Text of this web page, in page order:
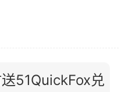
51QuickFox兑